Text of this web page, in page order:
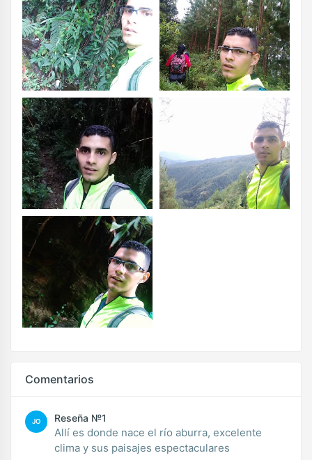
Comentarios
JO Reseña №1
Allí es donde nace el río aburra, excelente
clima y sus paisajes espectaculares